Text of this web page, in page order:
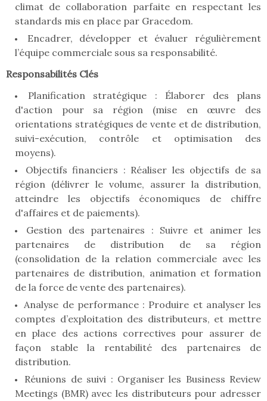
climat de collaboration parfaite en respectant les
standards mis en place par Gracedom.
Encadrer, développer et évaluer régulièrement
l’équipe commerciale sous sa responsabilité.
Responsabilités Clés
Planification stratégique : Élaborer des plans
d'action pour sa région (mise en œuvre des
orientations stratégiques de vente et de distribution,
suivi-exécution, contrôle et optimisation des
moyens).
Objectifs financiers : Réaliser les objectifs de sa
région (délivrer le volume, assurer la distribution,
atteindre les objectifs économiques de chiffre
d'affaires et de paiements).
Gestion des partenaires : Suivre et animer les
partenaires de distribution de sa région
(consolidation de la relation commerciale avec les
partenaires de distribution, animation et formation
de la force de vente des partenaires).
Analyse de performance : Produire et analyser les
comptes d’exploitation des distributeurs, et mettre
en place des actions correctives pour assurer de
façon stable la rentabilité des partenaires de
distribution.
Réunions de suivi : Organiser les Business Review
Meetings (BMR) avec les distributeurs pour adresser